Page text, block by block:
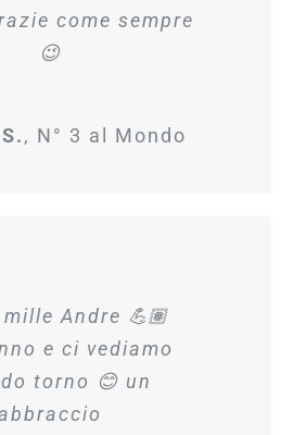
come sempre
😉
, N° 3 al Mondo
Andre 💪🏽
e ci vediamo
torno 😊 un